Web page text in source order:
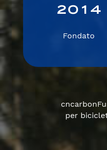
20 1 4
Fondato
per